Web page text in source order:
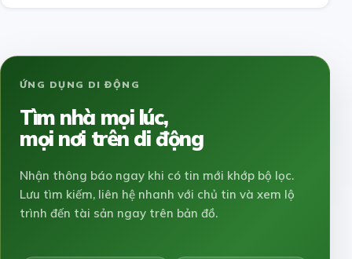
ỨNG DỤNG DI ĐỘNG
Tìm nhà mọi lúc,
mọi nơi trên di động
Nhận thông báo ngay khi có tin mới khớp bộ lọc.
Lưu tìm kiếm, liên hệ nhanh với chủ tin và xem lộ
trình đến tài sản ngay trên bản đồ.